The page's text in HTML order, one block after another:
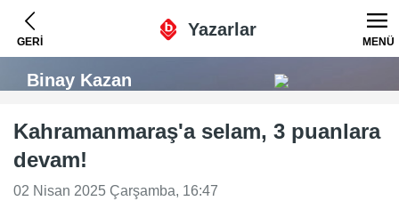
GERİ
Yazarlar
MENÜ
Binay Kazan
Kahramanmaraş'a selam, 3 puanlara
devam!
02 Nisan 2025 Çarşamba, 16:47